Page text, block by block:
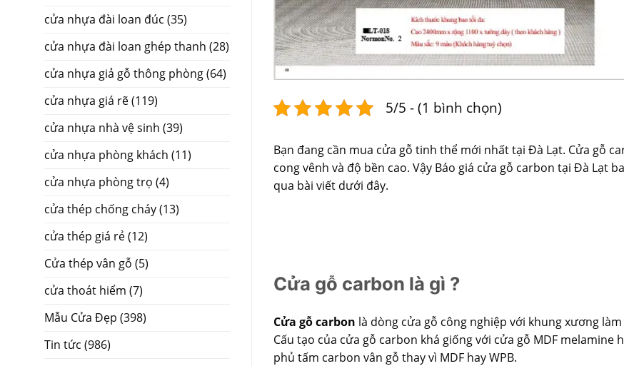
cửa nhựa đài loan đúc (35)
cửa nhựa đài loan ghép thanh (28)
cửa nhựa giả gỗ thông phòng(64)
cửa nhựa giá rẽ(119)
cửa nhựa nhà vệ sinh (39)
cửa nhựa phòng khách (11)
cửa nhựa phòng trọ (4)
cửa thép chống cháy(13)
cửa thép giá rẻ(12)
Cửa thép vân gỗ (5)
cửa thoát hiểm (7)
Mẫu Cửa Đẹp (398)
Tin tức (986)
5/5 - (1 bình chọn)
Bạn đang cần mua cửa gỗ tinh thể mới nhất tại Đà Lạt. Cửa gỗ
cong vênh và độ bền cao. Vậy Báo giá cửa gỗ carbon tại Đà Lạt
qua bài viết dưới đây.
Cửa gỗ carbon là gì ?
Cửa gỗ carbon là dòng cửa gỗ công nghiệp với khung xương
Cấu tạo của cửa gỗ carbon khá giống với cửa gỗ MDF
phủ tấm carbon vân gỗ thay vì MDF hay WPB.